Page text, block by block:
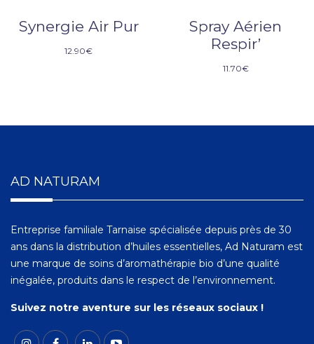
Synergie Air Pur
12.90€
Spray Aérien
Respir’
11.70€
AD NATURAM
Entreprise familiale Tarnaise spécialisée depuis près de 30
ans dans la distribution d’huiles essentielles, Ad Naturam est
une marque de soins d’aromathérapie bio d’une qualité
inégalée, produits dans le respect de l’environnement.
Suivez notre aventure sur les réseaux sociaux !